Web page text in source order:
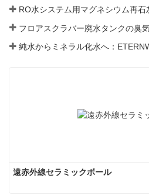
遠赤外線セラミックボール